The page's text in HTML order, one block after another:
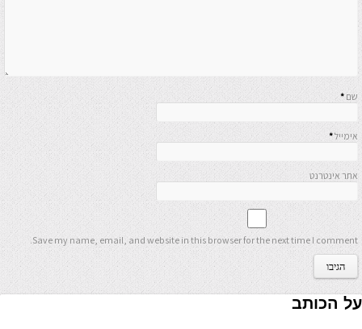
שם *
אימייל*
אתר אינטרנט
Save my name, email, and website in this browser for the next time I comment.
על הכותב